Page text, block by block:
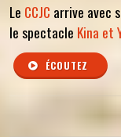
Le CCJC arrive avec
le spectacle Kina et
ÉCOUTEZ